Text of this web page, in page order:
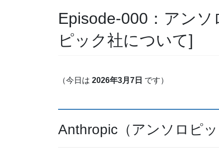
Episode-000：アン
ピック社について]
（今日は 2026年3月7日 です）
Anthropic（アンソロピ